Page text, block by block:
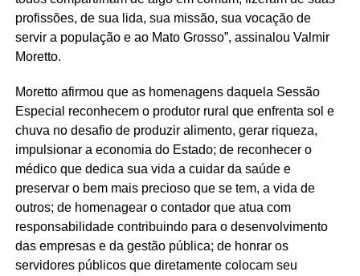
profissões, de sua lida, sua missão, sua vocação de
servir a população e ao Mato Grosso”, assinalou Valmir
Moretto.
Moretto afirmou que as homenagens daquela Sessão
Especial reconhecem o produtor rural que enfrenta sol e
chuva no desafio de produzir alimento, gerar riqueza,
impulsionar a economia do Estado; de reconhecer o
médico que dedica sua vida a cuidar da saúde e
preservar o bem mais precioso que se tem, a vida de
outros; de homenagear o contador que atua com
responsabilidade contribuindo para o desenvolvimento
das empresas e da gestão pública; de honrar os
servidores públicos que diretamente colocam seu